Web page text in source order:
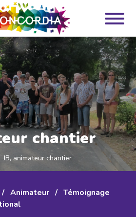
chantier
JB, animateur chantier
/ Animateur / Témoignage
cookies